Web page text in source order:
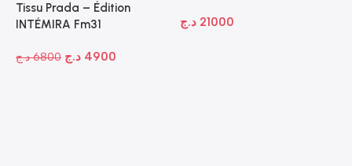
Tissu Prada – Édition
INTÉMIRA Fm31
6800 د.ج 4900 د.ج
21000 د.ج